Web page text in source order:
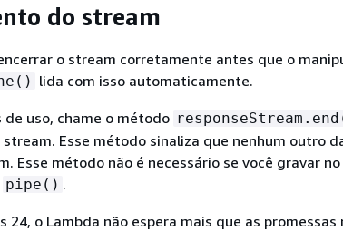
do stream
o stream corretamente antes que o
lida com isso automaticamente.
de uso, chame o método
Esse método sinaliza que nenhum outro
Esse método não é necessário se você gravar
pipe() .
24, o Lambda não espera mais que as promessas